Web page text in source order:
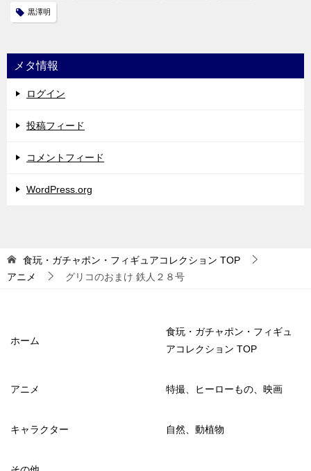
黒澤明
メタ情報
ログイン
投稿フィード
コメントフィード
WordPress.org
食玩・ガチャポン・フィギュアコレクション TOP
アニメ
グリコのおまけ 鉄人２８号
ホーム
食玩・ガチャポン・フィギュ
アコレクション TOP
アニメ 特撮、ヒーローもの、映画
キャラクター 自然、動植物